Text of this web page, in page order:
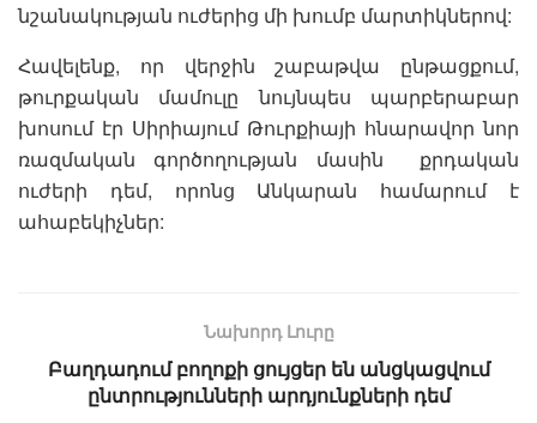
նշանակության ուժերից մի խումբ մարտիկներով:
Հավելենք, որ վերջին շաբաթվա ընթացքում,
թուրքական մամուլը նույնպես պարբերաբար
խոսում էր Սիրիայում Թուրքիայի հնարավոր նոր
ռազմական գործողության մասին քրդական
ուժերի դեմ, որոնց Անկարան համարում է
ահաբեկիչներ:
Նախորդ Լուրը
Բաղդադում բողոքի ցույցեր են անցկացվում
ընտրությունների արդյունքների դեմ